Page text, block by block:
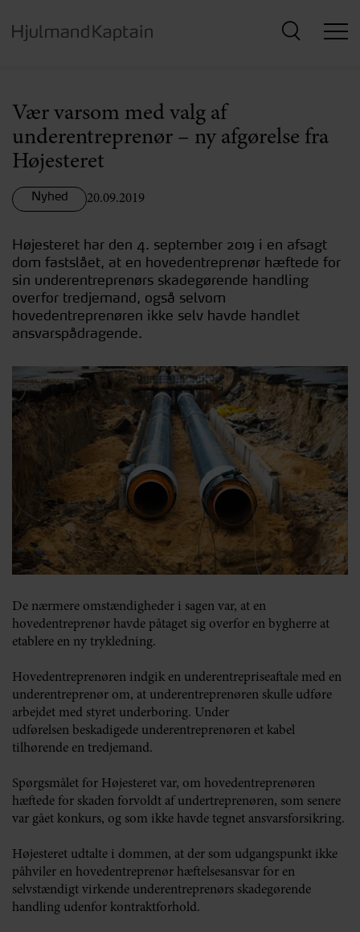
hovedindhold
Vær varsom med valg af
underentreprenør – ny afgørelse fra
Højesteret
Nyhed 20.09.2019
Højesteret har den 4. september 2019 i en afsagt
dom fastslået, at en hovedentreprenør hæftede for
sin underentreprenørs skadegørende handling
overfor tredjemand, også selvom
hovedentreprenøren ikke selv havde handlet
ansvarspådragende.
De nærmere omstændigheder i sagen var, at en
hovedentreprenør havde påtaget sig overfor en bygherre at
etablere en ny trykledning.
Hovedentreprenøren indgik en underentrepriseaftale med en
underentreprenør om, at underentreprenøren skulle udføre
arbejdet med styret underboring. Under
udførelsen beskadigede underentreprenøren et kabel
tilhørende en tredjemand.
Spørgsmålet for Højesteret var, om hovedentreprenøren
hæftede for skaden forvoldt af undertreprenøren, som senere
var gået konkurs, og som ikke havde tegnet ansvarsforsikring.
Højesteret udtalte i dommen, at der som udgangspunkt ikke
påhviler en hovedentreprenør hæftelsesansvar for en
selvstændigt virkende underentreprenørs skadegørende
handling udenfor kontraktforhold.